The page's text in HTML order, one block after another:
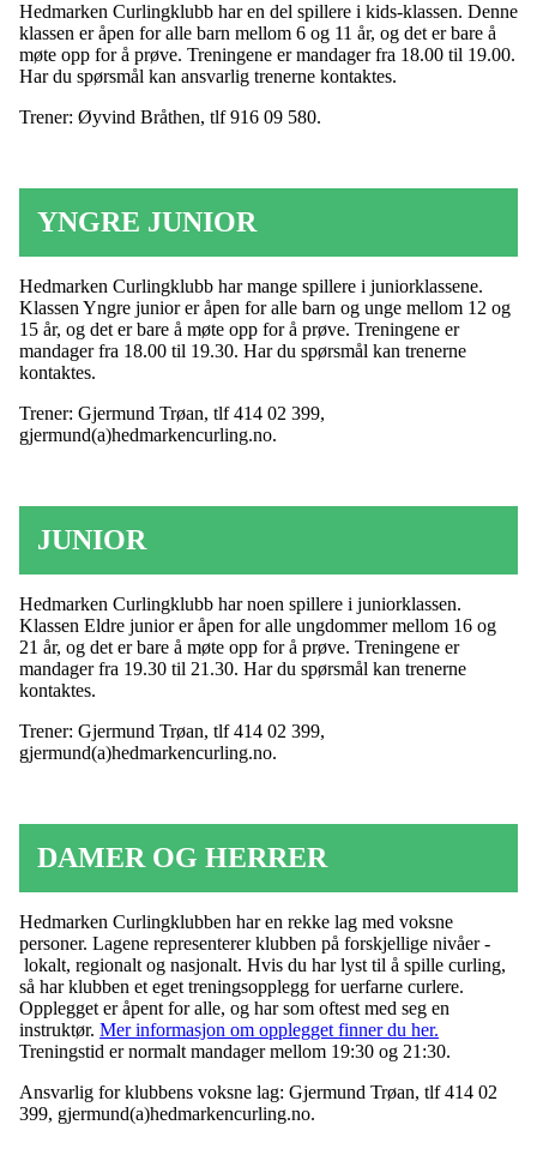
Hedmarken Curlingklubb har en del spillere i kids-klassen. Denne
klassen er åpen for alle barn mellom 6 og 11 år, og det er bare å
møte opp for å prøve. Treningene er mandager fra 18.00 til 19.00.
Har du spørsmål kan ansvarlig trenerne kontaktes.
Trener: Øyvind Bråthen, tlf 916 09 580.
YNGRE JUNIOR
Hedmarken Curlingklubb har mange spillere i juniorklassene.
Klassen Yngre junior er åpen for alle barn og unge mellom 12 og
15 år, og det er bare å møte opp for å prøve. Treningene er
mandager fra 18.00 til 19.30. Har du spørsmål kan trenerne
kontaktes.
Trener: Gjermund Trøan, tlf 414 02 399,
gjermund(a)hedmarkencurling.no.
JUNIOR
Hedmarken Curlingklubb har noen spillere i juniorklassen.
Klassen Eldre junior er åpen for alle ungdommer mellom 16 og
21 år, og det er bare å møte opp for å prøve. Treningene er
mandager fra 19.30 til 21.30. Har du spørsmål kan trenerne
kontaktes.
Trener: Gjermund Trøan, tlf 414 02 399,
gjermund(a)hedmarkencurling.no.
DAMER OG HERRER
Hedmarken Curlingklubben har en rekke lag med voksne
personer. Lagene representerer klubben på forskjellige nivåer -
lokalt, regionalt og nasjonalt. Hvis du har lyst til å spille curling,
så har klubben et eget treningsopplegg for uerfarne curlere.
Opplegget er åpent for alle, og har som oftest med seg en
instruktør. Mer informasjon om opplegget finner du her.
Treningstid er normalt mandager mellom 19:30 og 21:30.
Ansvarlig for klubbens voksne lag: Gjermund Trøan, tlf 414 02
399, gjermund(a)hedmarkencurling.no.